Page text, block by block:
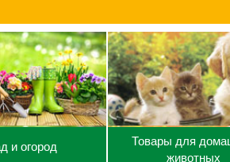
и огород
Товары для
животных